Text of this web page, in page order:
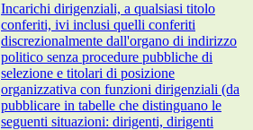
Incarichi dirigenziali, a qualsiasi titolo
conferiti, ivi inclusi quelli conferiti
discrezionalmente dall'organo di indirizzo
politico senza procedure pubbliche di
selezione e titolari di posizione
organizzativa con funzioni dirigenziali (da
pubblicare in tabelle che distinguano le
seguenti situazioni: dirigenti, dirigenti